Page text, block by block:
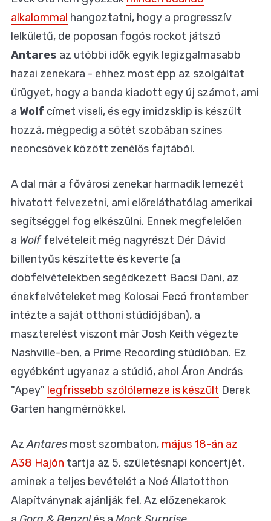
alkalommal hangoztatni, hogy a progresszív
lelkületű, de poposan fogós rockot játszó
Antares az utóbbi idők egyik legizgalmasabb
hazai zenekara - ehhez most épp az szolgáltat
ürügyet, hogy a banda kiadott egy új számot, ami
a Wolf címet viseli, és egy imidzsklip is készült
hozzá, mégpedig a sötét szobában színes
neoncsövek között zenélős fajtából.
A dal már a fővárosi zenekar harmadik lemezét
hivatott felvezetni, ami előreláthatólag amerikai
segítséggel fog elkészülni. Ennek megfelelően
a Wolffelvételeit még nagyrészt Dér Dávid
billentyűs készítette és keverte (a
dobfelvételekben segédkezett Bacsi Dani, az
énekfelvételeket meg Kolosai Fecó frontember
intézte a saját otthoni stúdiójában), a
maszterelést viszont már Josh Keith végezte
Nashville-ben, a Prime Recording stúdióban. Ez
egyébként ugyanaz a stúdió, ahol Áron András
"Apey" legfrissebb szólólemeze is készült Derek
Garten hangmérnökkel.
AzAntares most szombaton, május 18-án az
A38 Hajón tartja az 5. születésnapi koncertjét,
aminek a teljes bevételét a Noé Állatotthon
Alapítványnak ajánlják fel. Az előzenekarok